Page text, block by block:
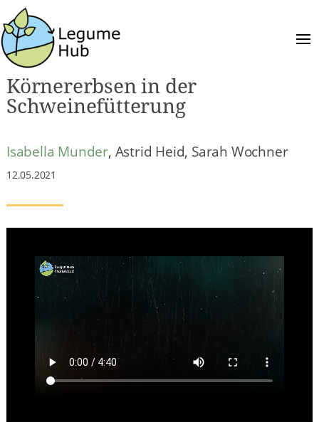
Körnererbsen in der
Schweinefütterung
Isabella Munder, Astrid Heid, Sarah Wochner
12.05.2021